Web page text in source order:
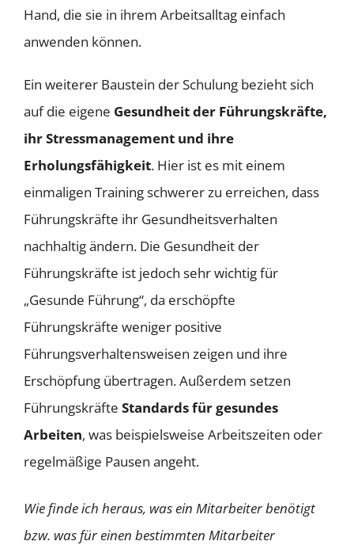
Hand, die sie in ihrem Arbeitsalltag einfach
anwenden können.
Ein weiterer Baustein der Schulung bezieht sich
auf die eigene Gesundheit der Führungskräfte,
ihr Stressmanagement und ihre
Erholungsfähigkeit. Hier ist es mit einem
einmaligen Training schwerer zu erreichen, dass
Führungskräfte ihr Gesundheitsverhalten
nachhaltig ändern. Die Gesundheit der
Führungskräfte ist jedoch sehr wichtig für
„Gesunde Führung“, da erschöpfte
Führungskräfte weniger positive
Führungsverhaltensweisen zeigen und ihre
Erschöpfung übertragen. Außerdem setzen
Führungskräfte Standards für gesundes
Arbeiten, was beispielsweise Arbeitszeiten oder
regelmäßige Pausen angeht.
Wie finde ich heraus, was ein Mitarbeiter benötigt
bzw. was für einen bestimmten Mitarbeiter